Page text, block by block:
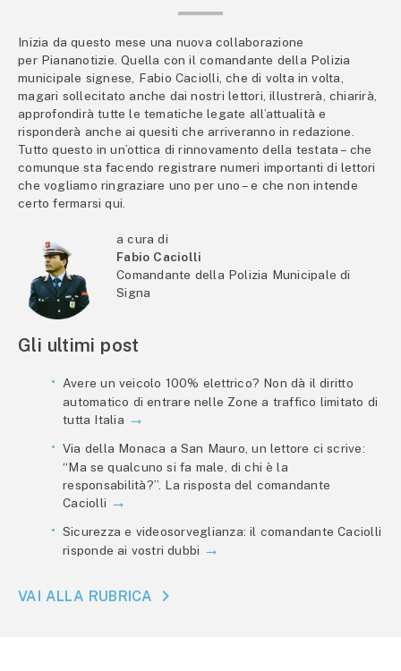
Inizia da questo mese una nuova collaborazione
per Piananotizie. Quella con il comandante della Polizia
municipale signese, Fabio Caciolli, che di volta in volta,
magari sollecitato anche dai nostri lettori, illustrerà, chiarirà,
approfondirà tutte le tematiche legate all’attualità e
risponderà anche ai quesiti che arriveranno in redazione.
Tutto questo in un’ottica di rinnovamento della testata – che
comunque sta facendo registrare numeri importanti di lettori
che vogliamo ringraziare uno per uno – e che non intende
certo fermarsi qui.
a cura di
Fabio Caciolli
Comandante della Polizia Municipale di
Signa
Gli ultimi post
Avere un veicolo 100% elettrico? Non dà il diritto
automatico di entrare nelle Zone a traffico limitato di
tutta Italia
Via della Monaca a San Mauro, un lettore ci scrive:
“Ma se qualcuno si fa male, di chi è la
responsabilità?”. La risposta del comandante
Caciolli
Sicurezza e videosorveglianza: il comandante Caciolli
risponde ai vostri dubbi
VAI ALLA RUBRICA